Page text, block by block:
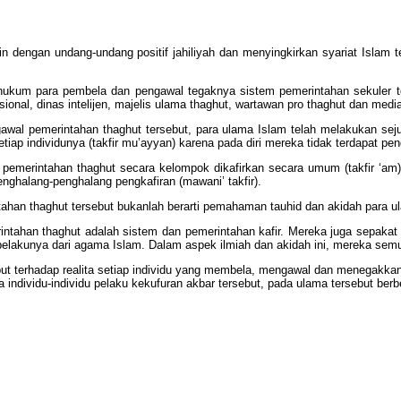
dengan undang-undang positif jahiliyah dan menyingkirkan syariat
para pembela dan pengawal tegaknya sistem pemerintahan
dinas intelijen, majelis ulama thaghut, wartawan pro thaghut dan
pemerintahan thaghut tersebut, para ulama Islam telah melakukan
individunya (takfir mu’ayyan) karena pada diri mereka tidak terdapat
thaghut secara kelompok dikafirkan secara umum (takfir
penghalang pengkafiran (mawani’ takfir).
thaghut tersebut bukanlah berarti pemahaman tauhid dan akidah para
thaghut adalah sistem dan pemerintahan kafir. Mereka juga
dari agama Islam. Dalam aspek ilmiah dan akidah ini, mereka
terhadap realita setiap individu yang membela, mengawal dan
individu pelaku kekufuran akbar tersebut, pada ulama tersebut